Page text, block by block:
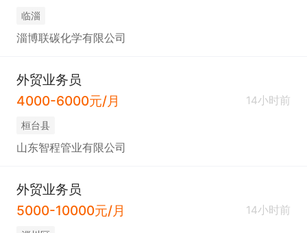
临淄
淄博联碳化学有限公司
外贸业务员
4000-6000元/月
14小时前
桓台县
山东智程管业有限公司
外贸业务员
5000-10000元/月
14小时前